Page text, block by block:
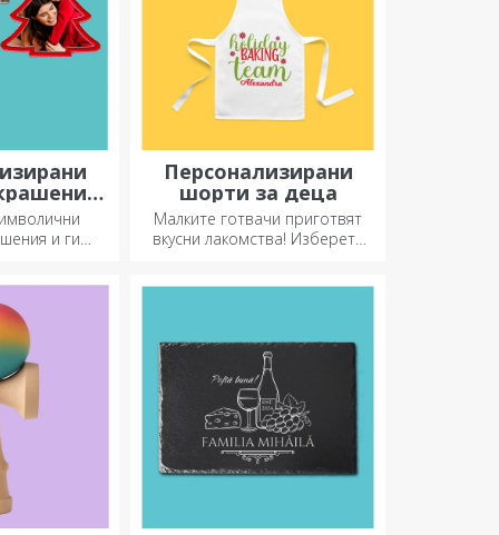
и ги
Персонализирани
шорти за деца
Малките готвачи приготвят
вкусни лакомства! Изберете